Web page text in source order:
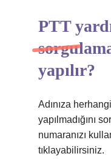
PTT
yapılır?
Adınıza
yapılmadığını
numaranızı
tıklayabilirsiniz.